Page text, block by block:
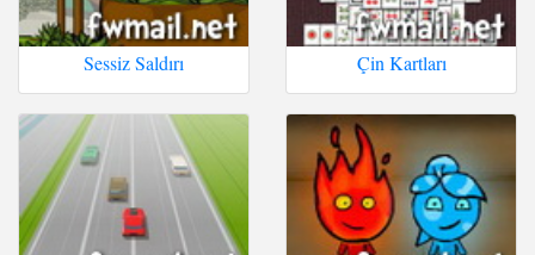
Sessiz Saldırı Çin Kartları